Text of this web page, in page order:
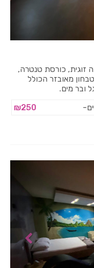
זוגית, כורסת טנטרה,
מאובזר הכולל
ובר מים.
₪250